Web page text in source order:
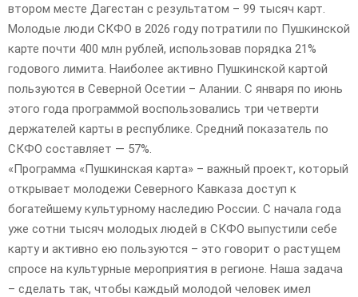
N
U
втором месте Дагестан с результатом – 99 тысяч карт.
Молодые люди СКФО в 2026 году потратили по Пушкинской
карте почти 400 млн рублей, использовав порядка 21%
годового лимита. Наиболее активно Пушкинской картой
пользуются в Северной Осетии – Алании. С января по июнь
этого года программой воспользовались три четверти
держателей карты в республике. Средний показатель по
СКФО составляет — 57%.
«Программа «Пушкинская карта» – важный проект, который
открывает молодежи Северного Кавказа доступ к
богатейшему культурному наследию России. С начала года
уже сотни тысяч молодых людей в СКФО выпустили себе
карту и активно ею пользуются – это говорит о растущем
спросе на культурные мероприятия в регионе. Наша задача
– сделать так, чтобы каждый молодой человек имел